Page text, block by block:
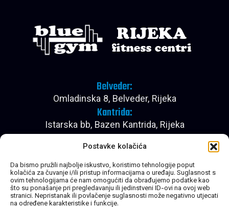
Postavke kolačića
Da bismo pružili najbolje iskustvo, koristimo tehnologije poput
kolačića za čuvanje i/ili pristup informacijama o uređaju. Suglasnost s
ovim tehnologijama će nam omogućiti da obrađujemo podatke kao
što su ponašanje pri pregledavanju ili jedinstveni ID-ovi na ovoj web
stranici. Nepristanak ili povlačenje suglasnosti može negativno utjecati
na određene karakteristike i funkcije.
Belveder:
Omladinska 8, Belveder, Rijeka
Kantrida:
Istarska bb, Bazen Kantrida, Rijeka
Pon - Pet:
08:00 - 22:30
Subota:
08:00 - 20:30
Nedjelja:
Zatvoreno